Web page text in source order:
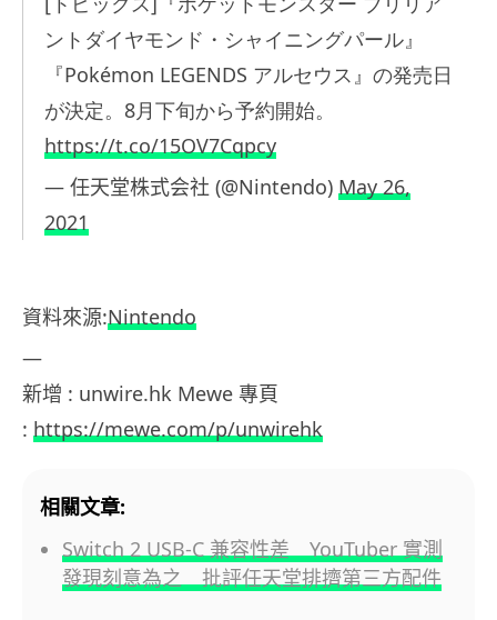
ントダイヤモンド・シャイニングパール』
『Pokémon LEGENDS アルセウス』の発売日
が決定。8月下旬から予約開始。
https://t.co/15OV7Cqpcy
— 任天堂株式会社 (@Nintendo) May 26,
2021
資料來源:Nintendo
—
新增 : unwire.hk Mewe 專頁
: https://mewe.com/p/unwirehk
相關文章:
Switch 2 USB-C 兼容性差 YouTuber 實測
發現刻意為之 批評任天堂排擠第三方配件